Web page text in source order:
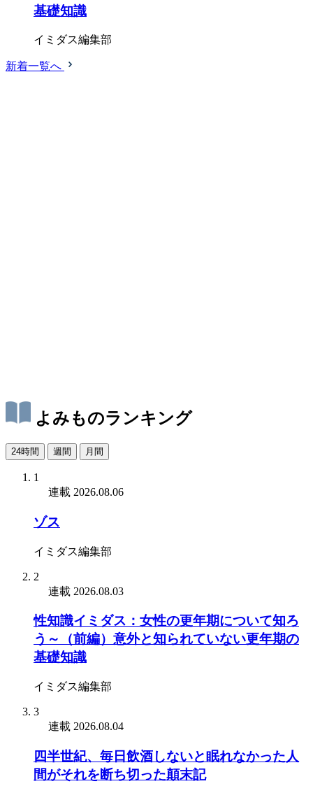
基礎知識
イミダス編集部
新着一覧へ
よみものランキング
24時間 週間 月間
1
連載 2026.08.06
ゾス
イミダス編集部
2
連載 2026.08.03
性知識イミダス：女性の更年期について知ろ
う～（前編）意外と知られていない更年期の
基礎知識
イミダス編集部
3
連載 2026.08.04
四半世紀、毎日飲酒しないと眠れなかった人
間がそれを断ち切った顛末記